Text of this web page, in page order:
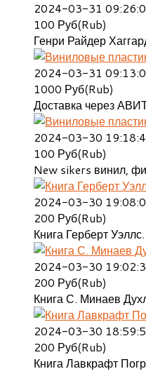
2024-03-31
100 Руб(Rub)
Генри Райдер
2024-03-31
1000 Руб(Rub)
Доставка через
2024-03-30
100 Руб(Rub)
New sikers винил,
2024-03-30
200 Руб(Rub)
Книга Герберт
2024-03-30
200 Руб(Rub)
Книга С. Минаев
2024-03-30
200 Руб(Rub)
Книга Лавкрафт